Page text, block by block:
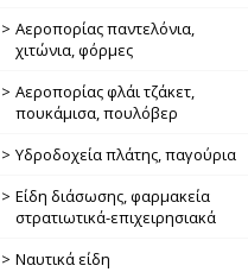
Αεροπορίας παντελόνια,
χιτώνια, φόρμες
Αεροπορίας φλάι τζάκετ,
πουκάμισα, πουλόβερ
Υδροδοχεία πλάτης, παγούρια
Είδη διάσωσης, φαρμακεία
στρατιωτικά-επιχειρησιακά
Ναυτικά είδη